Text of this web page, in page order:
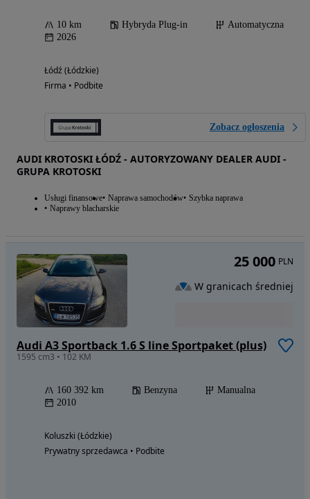
10 km Hybryda Plug-in
Automatyczna
2026
Łódź (Łódzkie)
Firma • Podbite
Zobacz ogłoszenia
AUDI KROTOSKI ŁÓDŹ - AUTORYZOWANY DEALER AUDI -
GRUPA KROTOSKI
Usługi finansowe Naprawa samochodów Szybka naprawa
Naprawy blacharskie
Audi A3 Sportback 1.6 S line Sportpaket (plus)
1595 cm3 • 102 KM
160 392 km Benzyna
Manualna
2010
Koluszki (Łódzkie)
Prywatny sprzedawca • Podbite
25 000 PLN
W granicach średniej